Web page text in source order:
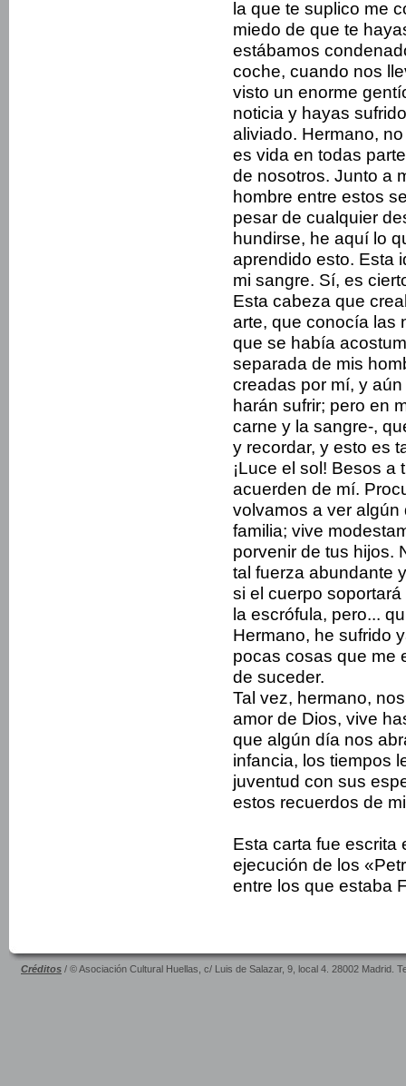
la que te suplico me
miedo de que te
estábamos
coche, cuando nos
visto un enorme
noticia y hayas
aliviado. Hermano,
es vida en todas
de nosotros. Junto a
hombre entre estos
pesar de cualquier
hundirse, he aquí lo
aprendido esto. Esta
mi sangre. Sí, es
Esta cabeza que
arte, que conocía las
que se había
separada de mis
creadas por mí, y
harán sufrir; pero en
carne y la sangre-,
y recordar, y esto es
¡Luce el sol! Besos a
acuerden de mí.
volvamos a ver
familia; vive
porvenir de tus hijos.
tal fuerza abundante
si el cuerpo
la escrófula, pero...
Hermano, he sufrido
pocas cosas que me
de suceder.
Tal vez, hermano,
amor de Dios, vive
que algún día nos
infancia, los tiempos
juventud con sus
estos recuerdos de
Esta carta fue escrita
ejecución de los
entre los que estaba
Créditos / © Asociación Cultural Huellas, c/ Luis de Salazar, 9, local 4. 28002 Madrid.